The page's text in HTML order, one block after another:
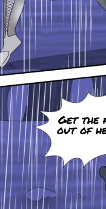
Get the
out of